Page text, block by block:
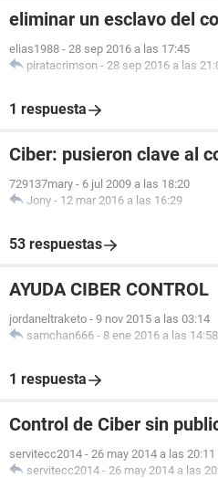
eliminar un esclavo del
elias1988 - 28 sep 2016 a las 17:45
piratacrimson - 28 sep 2016 a las
1 respuesta
Ciber: pusieron clave al
729137mary - 6 jul 2009 a las 18:20
Jony - 12 mar 2016 a las 16:29
53 respuestas
AYUDA CIBER CONTROL
jordaneltraketo - 9 nov 2015 a las 03:14
samchan666 - 8 ene 2016 a las 14:58
1 respuesta
Control de Ciber sin
servitecc2014 - 26 may 2014 a las 20:11
servitecc2014 - 26 may 2014 a las